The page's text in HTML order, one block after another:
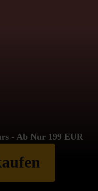
- Ab Nur 199 EUR